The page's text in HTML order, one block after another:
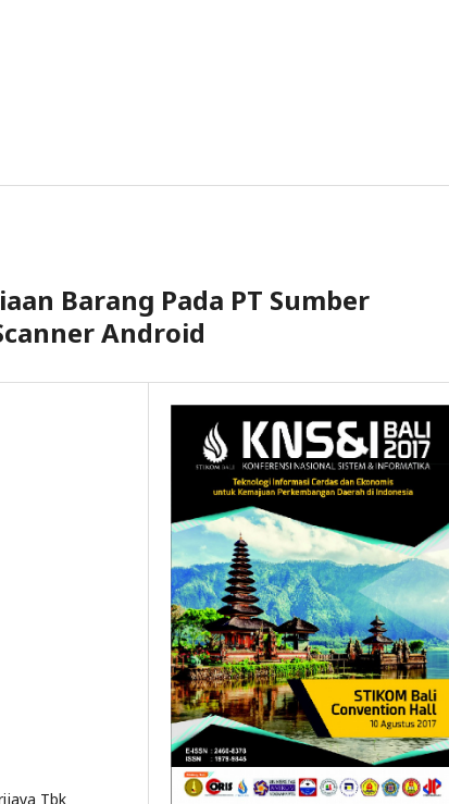
Barang Pada PT Sumber
Android
Tbk